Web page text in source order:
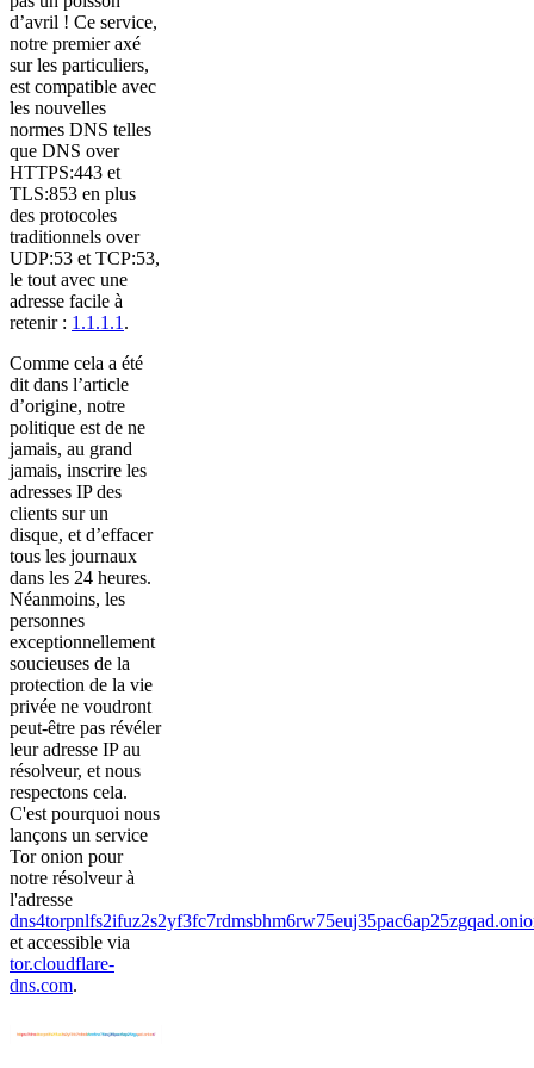
d’avril ! Ce service,
notre premier axé
sur les particuliers,
est compatible avec
les nouvelles
normes DNS telles
que DNS over
HTTPS:443 et
TLS:853 en plus
des protocoles
traditionnels over
UDP:53 et TCP:53,
le tout avec une
adresse facile à
retenir : 1.1.1.1 .
Comme cela a été
dit dans l’article
d’origine, notre
politique est de ne
jamais, au grand
jamais, inscrire les
adresses IP des
clients sur un
disque, et d’effacer
tous les journaux
dans les 24 heures.
Néanmoins, les
personnes
exceptionnellement
soucieuses de la
protection de la vie
privée ne voudront
peut-être pas révéler
leur adresse IP au
résolveur, et nous
respectons cela.
C'est pourquoi nous
lançons un service
Tor onion pour
notre résolveur à
l'adresse
et accessible via
tor.cloudflare-
dns.com.